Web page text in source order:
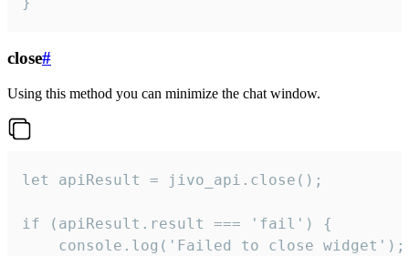
close#
Using this method you can minimize the chat window.
let apiResult = jivo_api.close();
if (apiResult.result === 'fail') {
    console.log('Failed to close widget');